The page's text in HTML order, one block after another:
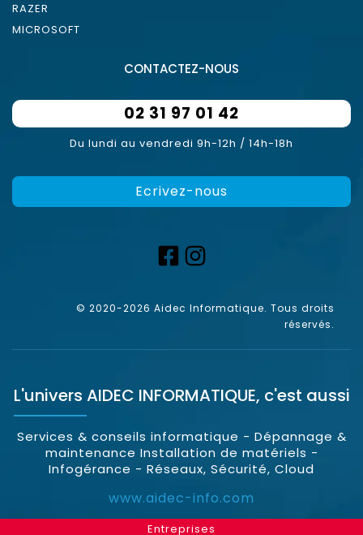
RAZER
MICROSOFT
CONTACTEZ-NOUS
02 31 97 01 42
Du lundi au vendredi 9h-12h / 14h-18h
Ecrivez-nous
© 2020-2026 Aidec Informatique. Tous droits
réservés.
L'univers AIDEC INFORMATIQUE, c'est aussi
Services & conseils informatique - Dépannage &
maintenance Installation de matériels -
Infogérance - Réseaux, Sécurité, Cloud
www.aidec-info.com
Entreprises